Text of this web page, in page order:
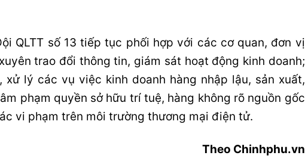
QLTT số 13 tiếp tục phối hợp với các cơ quan, đơn vị
trao đổi thông tin, giám sát hoạt động kinh doanh;
xử lý các vụ việc kinh doanh hàng nhập lậu, sản xuất,
phạm quyền sở hữu trí tuệ, hàng không rõ nguồn gốc
vi phạm trên môi trường thương mại điện tử.
Theo Chinhphu.vn